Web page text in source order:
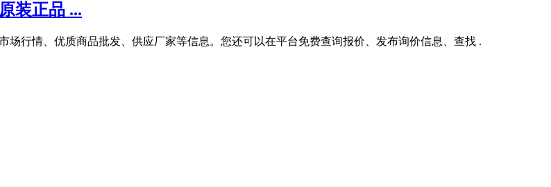
装正品 ...
行情、优质商品批发、供应厂家等信息。您还可以在平台免费查询报价、发布询价信息、查找 .